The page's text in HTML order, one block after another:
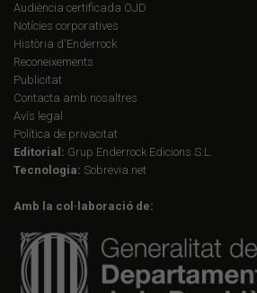
Audiència certificada OJD
Notícies corporatives
Història d'Enderrock
Reconeixements
Publicitat
Contacta amb nosaltres
Avís legal
Política de privacitat
Editorial: Grup Enderrock Edicions S.L.
Tecnologia: Sobrevia.net
Amb la col·laboració de: